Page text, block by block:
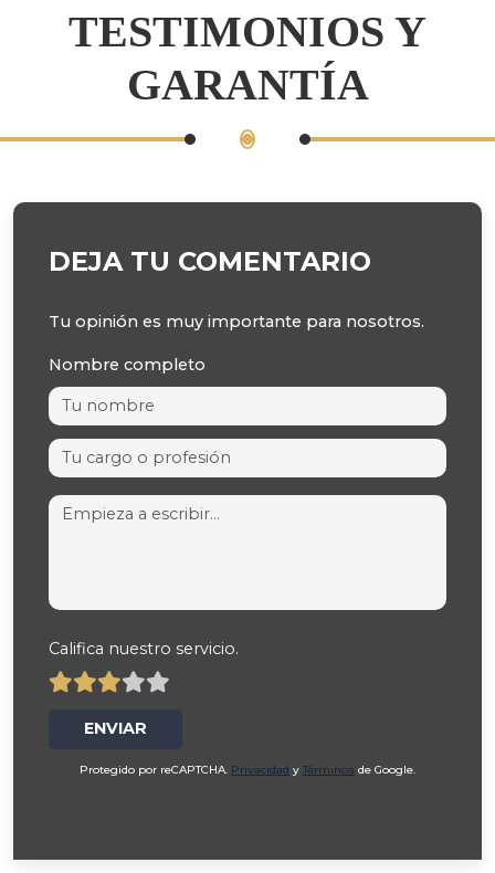
TESTIMONIOS Y
GARANTÍA
DEJA TU COMENTARIO
Tu opinión es muy importante para nosotros.
Nombre completo
Tu cargo o profesión
Tu comentario
Califica nuestro servicio.
ENVIAR
Protegido por reCAPTCHA. Privacidad y Términos de Google.